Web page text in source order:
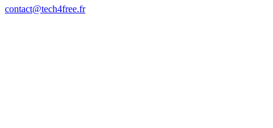
contact@tech4free.fr